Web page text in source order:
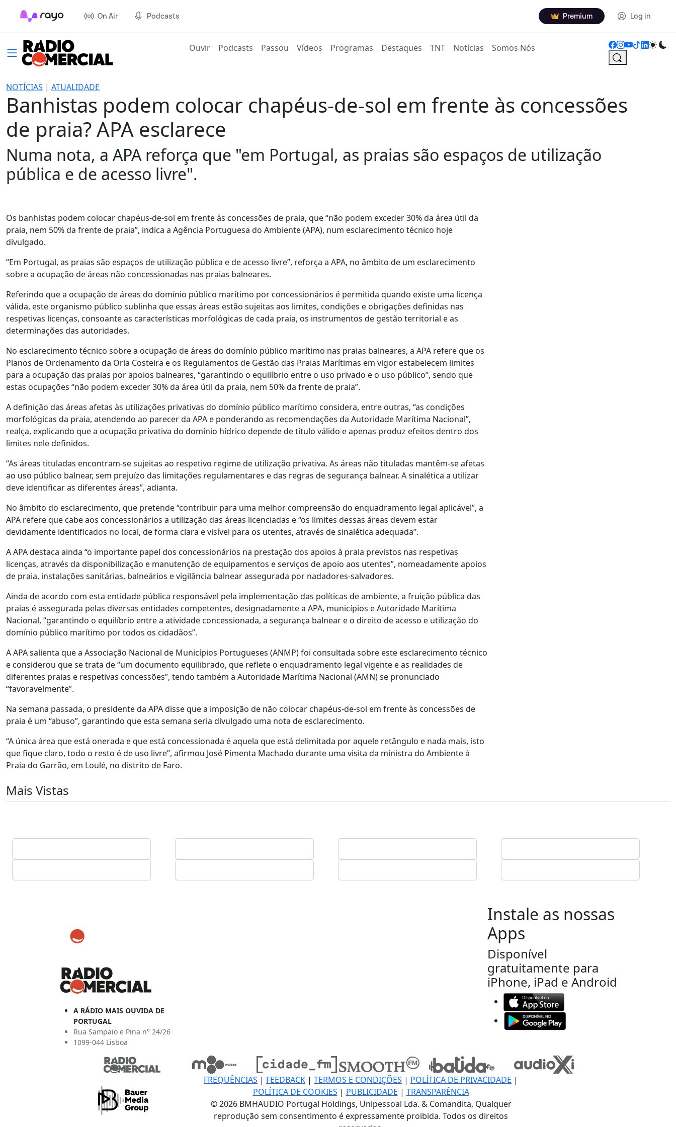
On Air Podcasts Premium Log in
Ouvir(current)
Podcasts Passou Vídeos Programas Destaques TNT Notícias Somos Nós
NOTÍCIAS | ATUALIDADE
Banhistas podem colocar chapéus-de-sol em frente às concessões
de praia? APA esclarece
Numa nota, a APA reforça que "em Portugal, as praias são espaços de utilização
pública e de acesso livre".
Os banhistas podem colocar chapéus-de-sol em frente às concessões de praia, que “não podem exceder 30% da área útil da
praia, nem 50% da frente de praia”, indica a Agência Portuguesa do Ambiente (APA), num esclarecimento técnico hoje
divulgado.
“Em Portugal, as praias são espaços de utilização pública e de acesso livre”, reforça a APA, no âmbito de um esclarecimento
sobre a ocupação de áreas não concessionadas nas praias balneares.
Referindo que a ocupação de áreas do domínio público marítimo por concessionários é permitida quando existe uma licença
válida, este organismo público sublinha que essas áreas estão sujeitas aos limites, condições e obrigações definidas nas
respetivas licenças, consoante as características morfológicas de cada praia, os instrumentos de gestão territorial e as
determinações das autoridades.
No esclarecimento técnico sobre a ocupação de áreas do domínio público marítimo nas praias balneares, a APA refere que os
Planos de Ordenamento da Orla Costeira e os Regulamentos de Gestão das Praias Marítimas em vigor estabelecem limites
para a ocupação das praias por apoios balneares, “garantindo o equilíbrio entre o uso privado e o uso público”, sendo que
estas ocupações “não podem exceder 30% da área útil da praia, nem 50% da frente de praia”.
A definição das áreas afetas às utilizações privativas do domínio público marítimo considera, entre outras, “as condições
morfológicas da praia, atendendo ao parecer da APA e ponderando as recomendações da Autoridade Marítima Nacional”,
realça, explicando que a ocupação privativa do domínio hídrico depende de título válido e apenas produz efeitos dentro dos
limites nele definidos.
“As áreas tituladas encontram-se sujeitas ao respetivo regime de utilização privativa. As áreas não tituladas mantêm-se afetas
ao uso público balnear, sem prejuízo das limitações regulamentares e das regras de segurança balnear. A sinalética a utilizar
deve identificar as diferentes áreas”, adianta.
No âmbito do esclarecimento, que pretende “contribuir para uma melhor compreensão do enquadramento legal aplicável”, a
APA refere que cabe aos concessionários a utilização das áreas licenciadas e “os limites dessas áreas devem estar
devidamente identificados no local, de forma clara e visível para os utentes, através de sinalética adequada”.
A APA destaca ainda “o importante papel dos concessionários na prestação dos apoios à praia previstos nas respetivas
licenças, através da disponibilização e manutenção de equipamentos e serviços de apoio aos utentes”, nomeadamente apoios
de praia, instalações sanitárias, balneários e vigilância balnear assegurada por nadadores-salvadores.
Ainda de acordo com esta entidade pública responsável pela implementação das políticas de ambiente, a fruição pública das
praias é assegurada pelas diversas entidades competentes, designadamente a APA, municípios e Autoridade Marítima
Nacional, “garantindo o equilíbrio entre a atividade concessionada, a segurança balnear e o direito de acesso e utilização do
domínio público marítimo por todos os cidadãos”.
A APA salienta que a Associação Nacional de Municípios Portugueses (ANMP) foi consultada sobre este esclarecimento técnico
e considerou que se trata de “um documento equilibrado, que reflete o enquadramento legal vigente e as realidades de
diferentes praias e respetivas concessões”, tendo também a Autoridade Marítima Nacional (AMN) se pronunciado
“favoravelmente”.
Na semana passada, o presidente da APA disse que a imposição de não colocar chapéus-de-sol em frente às concessões de
praia é um “abuso”, garantindo que esta semana seria divulgado uma nota de esclarecimento.
“A única área que está onerada e que está concessionada é aquela que está delimitada por aquele retângulo e nada mais, isto
que fique claro, todo o resto é de uso livre”, afirmou José Pimenta Machado durante uma visita da ministra do Ambiente à
Praia do Garrão, em Loulé, no distrito de Faro.
Mais Vistas
A RÁDIO MAIS OUVIDA DE
PORTUGAL
Rua Sampaio e Pina n° 24/26
1099-044 Lisboa
Instale as nossas
Apps
Disponível
gratuitamente para
iPhone, iPad e Android
FREQUÊNCIAS | FEEDBACK | TERMOS E CONDIÇÕES | POLÍTICA DE PRIVACIDADE |
POLÍTICA DE COOKIES | PUBLICIDADE | TRANSPARÊNCIA
© 2026 BMHAUDIO Portugal Holdings, Unipessoal Lda. & Comandita, Qualquer
reprodução sem consentimento é expressamente proibida. Todos os direitos